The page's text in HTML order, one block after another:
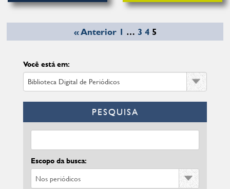
« Anterior 1 … 3 4 5
Você está em:
PESQUISA
Escopo da busca: